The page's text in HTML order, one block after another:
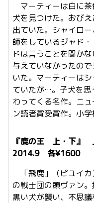
マーティーは白に茶
犬を見つけた。おび
出ていた。シャイロ
師をしているジャド
ドは言うことを聞か
与えていなかったの
いた。マーティーは
ていたが…。子犬を思
わってくる名作。ニ
ン読者賞受賞作。小学
『鹿の王 上・下』
2014.9 各¥1600
「飛鹿」（ピユイ
の戦士団の頭ヴァン
黒い犬が襲い、不思